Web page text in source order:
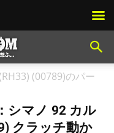
(00789)のパー
シマノ 92 カル
クラッチ動か